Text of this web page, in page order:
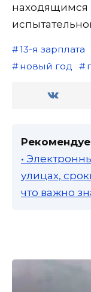
находящимся
13-я зарплата
новый год
•
улицах,
что важно